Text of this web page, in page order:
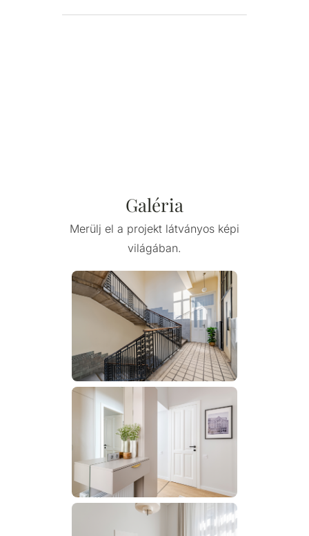
Galéria
Merülj el a projekt látványos képi
világában.